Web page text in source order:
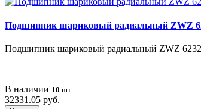
Подшипник шариковый радиальный ZWZ
Подшипник шариковый радиальный ZWZ 6232
В наличии 10 шт.
32331.05 руб.